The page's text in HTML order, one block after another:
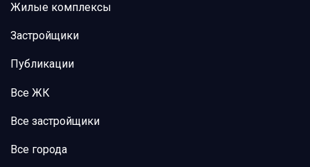
Жилые комплексы
Застройщики
Публикации
Все ЖК
Все застройщики
Все города